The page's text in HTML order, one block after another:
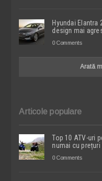
Hyundai Elantra
design mai
0 Comments
Arată
Articole populare
Top 10 ATV-uri
numai cu prețuri
0 Comments